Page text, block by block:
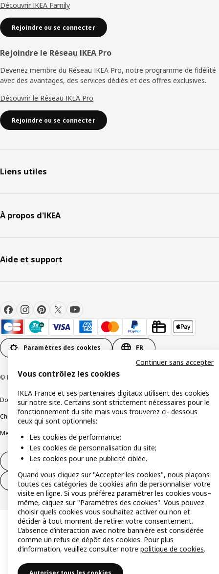
Découvrir IKEA Family
Rejoindre ou se connecter
Rejoindre le Réseau IKEA Pro
Devenez membre du Réseau IKEA Pro, notre programme de fidélité
avec des avantages, des services dédiés et des offres exclusives.
Découvrir le Réseau IKEA Pro
Rejoindre ou se connecter
Liens utiles
À propos d'IKEA
Aide et support
Paramètres des cookies FR
© Inter IKEA Systems B.V 1999-2026
Documents juridiques et informations légales
Charte de protection des donnéesPolitique relative aux cookies
Mentions légales
Alertes fraude Rappel produit
Formulaire de rétractation – produits
Formulaire de rétractation – services
Vous contrôlez les cookies
IKEA France et ses partenaires digitaux utilisent des cookies
sur notre site. Certains sont strictement nécessaires pour le
fonctionnement du site mais vous trouverez ci- dessous
ceux qui sont optionnels:
Les cookies de performance;
Les cookies de personnalisation du site;
Les cookies pour une publicité ciblée.
Quand vous cliquez sur "Accepter les cookies", nous plaçons
toutes ces catégories de cookies afin de personnaliser votre
visite en ligne. Si vous préférez paramétrer les cookies vous–
même, cliquez sur "Paramètres des cookies". Vous pouvez
choisir quels cookies vous souhaitez activer ou non et
décider à tout moment de retirer votre consentement.
L’absence d’interaction avec notre bannière est considérée
comme un refus de dépôt des cookies. Pour plus
d’information, veuillez consulter notre politique de cookies.
Continuer sans accepter